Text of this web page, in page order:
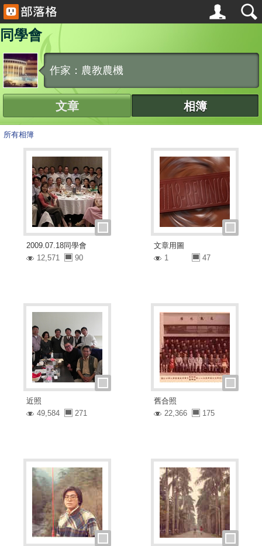
同學會
作家：農教農機
文章 相簿
所有相簿
2009.07.18同學會
12,571
90
文章用圖
1
47
近照
49,584
271
舊合照
22,366
175